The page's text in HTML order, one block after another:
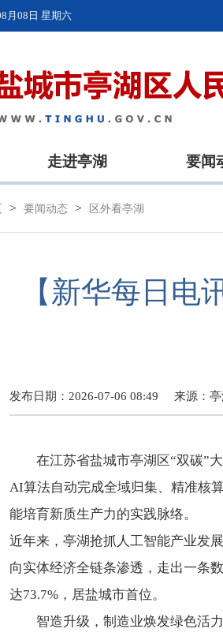
月08日 星期六
走进亭湖 要闻
> 要闻动态 > 区外看亭湖
【新华每日
发布日期：2026-07-06 08:49 来源：
在江苏省盐城市亭湖区“双碳”
AI算法自动完成全域归集、精准核
能培育新质生产力的实践脉络。
近年来，亭湖抢抓人工智能产业发
向实体经济全链条渗透，走出一条
达73.7%，居盐城市首位。
智造升级，制造业焕发绿色活力